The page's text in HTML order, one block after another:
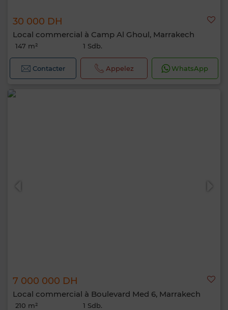
30 000 DH
Local commercial à Camp Al Ghoul, Marrakech
147 m² 1 Sdb.
Contacter Appelez WhatsApp
7 000 000 DH
Local commercial à Boulevard Med 6, Marrakech
210 m² 1 Sdb.